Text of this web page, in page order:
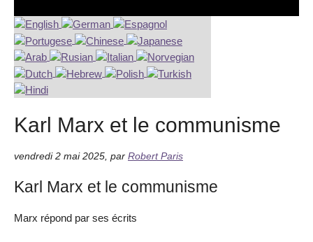
Karl Marx et le communisme
vendredi 2 mai 2025 par Robert Paris
Karl Marx et le communisme
Marx répond par ses écrits